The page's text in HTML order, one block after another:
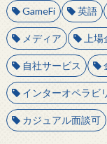
GameFi 英語
メディア 上
自社サービス
インターオペラビ
カジュアル面談可